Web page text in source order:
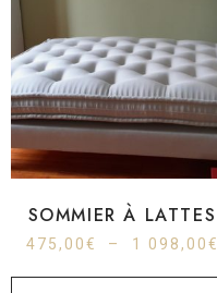
SOMMIER À LATTES
475,00€ – 1 098,00€